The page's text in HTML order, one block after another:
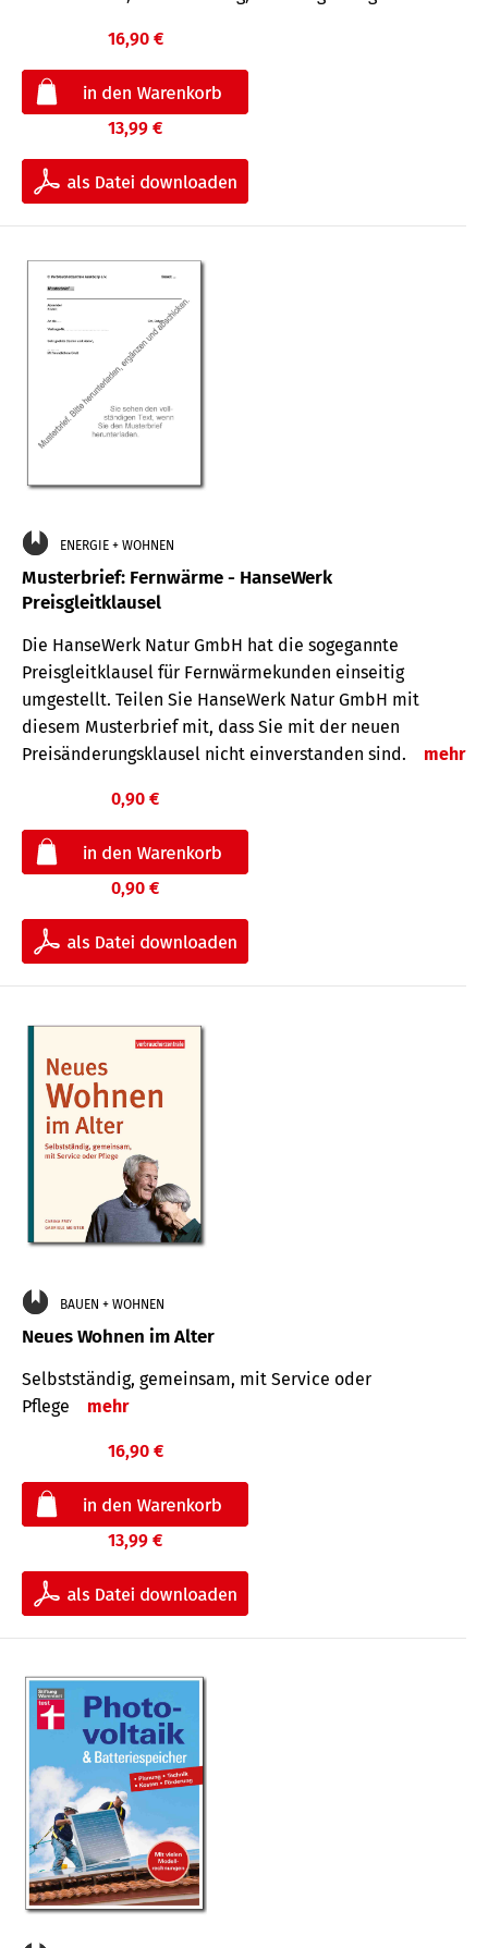
16,90 €
13,99 €
ENERGIE + WOHNEN
Musterbrief: Fernwärme - HanseWerk
Preisgleitklausel
Die HanseWerk Natur GmbH hat die sogegannte
Preisgleitklausel für Fernwärmekunden einseitig
umgestellt. Teilen Sie HanseWerk Natur GmbH mit
diesem Musterbrief mit, dass Sie mit der neuen
Preisänderungsklausel nicht einverstanden sind.
mehr
0,90 €
0,90 €
BAUEN + WOHNEN
Neues Wohnen im Alter
Selbstständig, gemeinsam, mit Service oder
Pflege
mehr
16,90 €
13,99 €